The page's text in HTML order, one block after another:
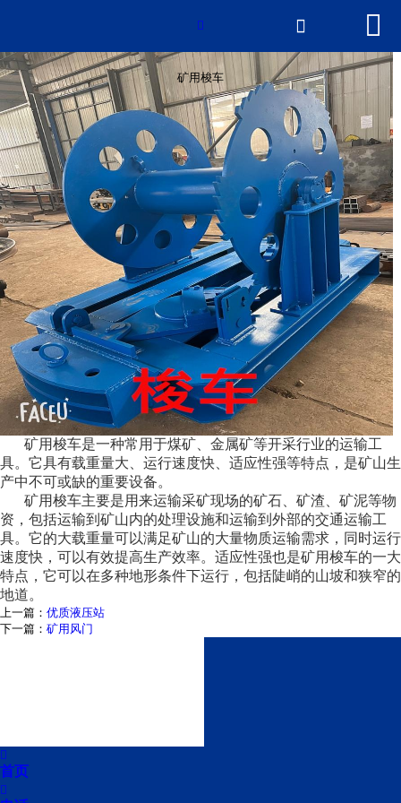
网站首页
产品中心
新闻中心
2026世界杯官网
荣誉资质
厂房厂景
联系我们

矿用梭车
 
矿用梭车是一种常用于煤矿、金属矿等开采行业的运输工
具。它具有载重量大、运行速度快、适应性强等特点，是矿山生
产中不可或缺的重要设备。
矿用梭车主要是用来运输采矿现场的矿石、矿渣、矿泥等物
资，包括运输到矿山内的处理设施和运输到外部的交通运输工
具。它的大载重量可以满足矿山的大量物质运输需求，同时运行
速度快，可以有效提高生产效率。适应性强也是矿用梭车的一大
特点，它可以在多种地形条件下运行，包括陡峭的山坡和狭窄的
地道。
上一篇： 优质液压站
下一篇： 矿用风门

首页
